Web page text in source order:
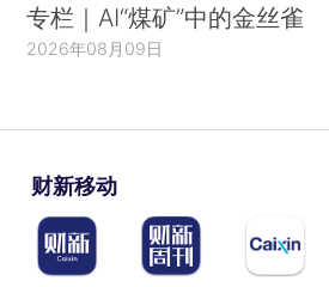
专栏｜AI“煤矿”中的金丝雀
2026年08月09日
财新移动